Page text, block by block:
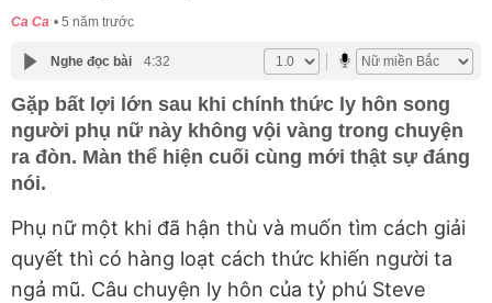
Ca Ca 5 năm trước
Nghe đọc bài 4:32
Gặp bất lợi lớn sau khi chính thức ly hôn song
người phụ nữ này không vội vàng trong chuyện
ra đòn. Màn thể hiện cuối cùng mới thật sự đáng
nói.
Phụ nữ một khi đã hận thù và muốn tìm cách giải
quyết thì có hàng loạt cách thức khiến người ta
ngả mũ. Câu chuyện ly hôn của tỷ phú Steve